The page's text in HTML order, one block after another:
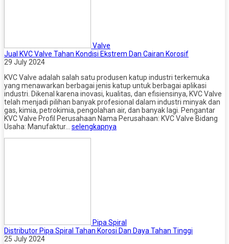
Valve
Jual KVC Valve Tahan Kondisi Ekstrem Dan Cairan Korosif
29 July 2024
KVC Valve adalah salah satu produsen katup industri terkemuka
yang menawarkan berbagai jenis katup untuk berbagai aplikasi
industri. Dikenal karena inovasi, kualitas, dan efisiensinya, KVC Valve
telah menjadi pilihan banyak profesional dalam industri minyak dan
gas, kimia, petrokimia, pengolahan air, dan banyak lagi. Pengantar
KVC Valve Profil Perusahaan Nama Perusahaan: KVC Valve Bidang
Usaha: Manufaktur… selengkapnya
Pipa Spiral
Distributor Pipa Spiral Tahan Korosi Dan Daya Tahan Tinggi
25 July 2024